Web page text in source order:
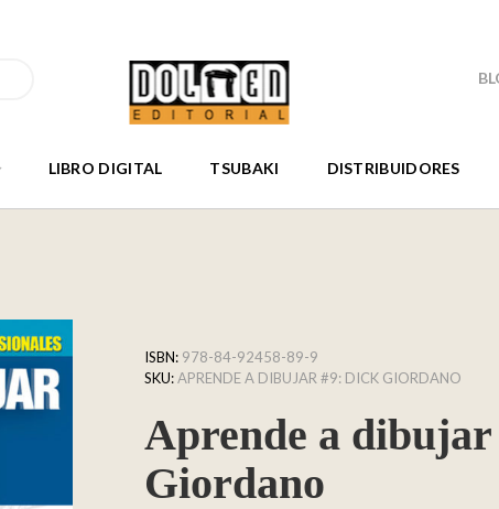
LIBRO DIGITAL TSUBAKI DISTRIBUIDORES
ISBN: 978-84-92458-89-9
SKU:APRENDE A DIBUJAR #9: DICK GIORDANO
Aprende a
Giordano